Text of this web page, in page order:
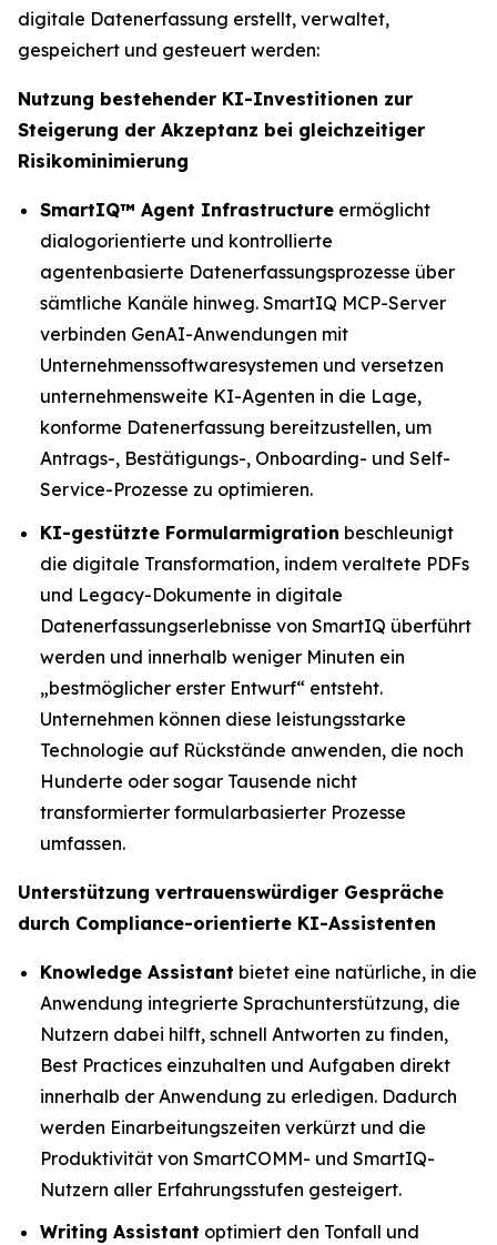
digitale Datenerfassung erstellt, verwaltet,
gespeichert und gesteuert werden:
Nutzung bestehender KI-Investitionen zur
Steigerung der Akzeptanz bei gleichzeitiger
Risikominimierung
SmartIQ™ Agent Infrastructure ermöglicht
dialogorientierte und kontrollierte
agentenbasierte Datenerfassungsprozesse über
sämtliche Kanäle hinweg. SmartIQ MCP-Server
verbinden GenAI-Anwendungen mit
Unternehmenssoftwaresystemen und versetzen
unternehmensweite KI-Agenten in die Lage,
konforme Datenerfassung bereitzustellen, um
Antrags-, Bestätigungs-, Onboarding- und Self-
Service-Prozesse zu optimieren.
KI-gestützte Formularmigration beschleunigt
die digitale Transformation, indem veraltete PDFs
und Legacy-Dokumente in digitale
Datenerfassungserlebnisse von SmartIQ überführt
werden und innerhalb weniger Minuten ein
„bestmöglicher erster Entwurf“ entsteht.
Unternehmen können diese leistungsstarke
Technologie auf Rückstände anwenden, die noch
Hunderte oder sogar Tausende nicht
transformierter formularbasierter Prozesse
umfassen.
Unterstützung vertrauenswürdiger Gespräche
durch Compliance-orientierte KI-Assistenten
Knowledge Assistant bietet eine natürliche, in die
Anwendung integrierte Sprachunterstützung, die
Nutzern dabei hilft, schnell Antworten zu finden,
Best Practices einzuhalten und Aufgaben direkt
innerhalb der Anwendung zu erledigen. Dadurch
werden Einarbeitungszeiten verkürzt und die
Produktivität von SmartCOMM- und SmartIQ-
Nutzern aller Erfahrungsstufen gesteigert.
Writing Assistant optimiert den Tonfall und